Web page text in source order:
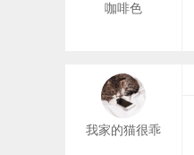
咖啡色
我家的猫很乖